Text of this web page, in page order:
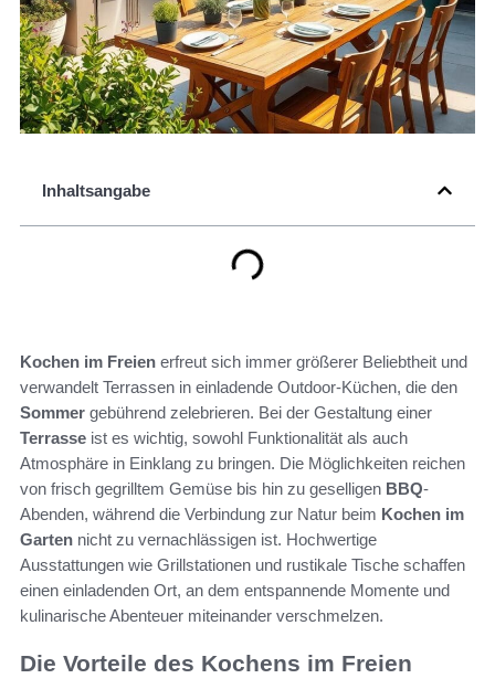
Inhaltsangabe
Kochen im Freien erfreut sich immer größerer Beliebtheit und
verwandelt Terrassen in einladende Outdoor-Küchen, die den
Sommer gebührend zelebrieren. Bei der Gestaltung einer
Terrasse ist es wichtig, sowohl Funktionalität als auch
Atmosphäre in Einklang zu bringen. Die Möglichkeiten reichen
von frisch gegrilltem Gemüse bis hin zu geselligen BBQ-
Abenden, während die Verbindung zur Natur beim Kochen im
Garten nicht zu vernachlässigen ist. Hochwertige
Ausstattungen wie Grillstationen und rustikale Tische schaffen
einen einladenden Ort, an dem entspannende Momente und
kulinarische Abenteuer miteinander verschmelzen.
Die Vorteile des Kochens im Freien